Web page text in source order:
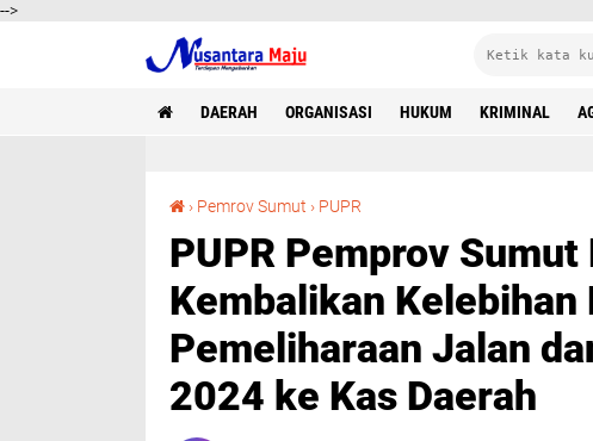
-->
DAERAH ORGANISASI HUKUM KRIMINAL
› Pemrov Sumut › PUPR
PUPR Pemprov
Kembalikan Kelebihan
Pemeliharaan Jalan
2024 ke Kas Daerah